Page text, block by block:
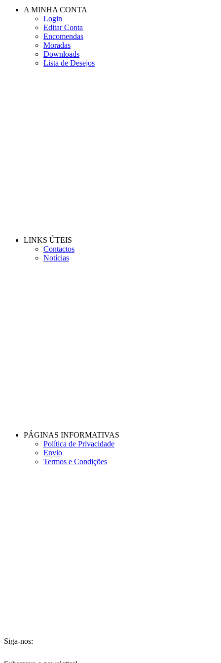
A MINHA CONTA
Login
Editar Conta
Encomendas
Moradas
Downloads
Lista de Desejos
LINKS ÚTEIS
Contactos
Notícias
PÁGINAS INFORMATIVAS
Política de Privacidade
Envio
Termos e Condições
Siga-nos: